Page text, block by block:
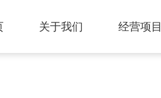
关于我们 经营项目